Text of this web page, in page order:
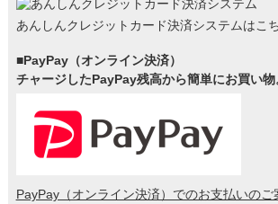
あんしんクレジットカード決済システムはこ
■PayPay（オンライン決済）
チャージしたPayPay残高から簡単にお買い物
PayPay（オンライン決済）でのお支払いのご